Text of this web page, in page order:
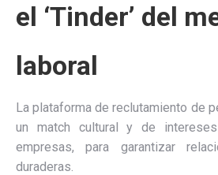
el ‘Tinder’ del
laboral
La plataforma de reclutamiento de
un match cultural y de
empresas, para garantizar
duraderas.